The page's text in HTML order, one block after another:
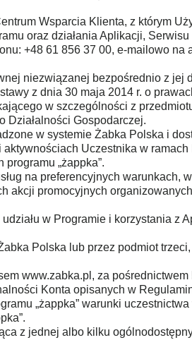
Wsparcia Klienta, z którym
oraz działania Aplikacji,
+48 61 856 37 00, e-mailowo na
niezwiązanej bezpośrednio z jej
z dnia 30 maja 2014 r. o
w szczególności z
Działalności Gospodarczej.
w systemie Żabka Polska i
Uczestnika w ramach
„żappka”.
na preferencyjnych warunkach,
akcji promocyjnych
w Programie i korzystania z
Polska lub przez podmiot
www.zabka.pl, za
Konta opisanych w
„żappka” warunki
z jednej albo kilku